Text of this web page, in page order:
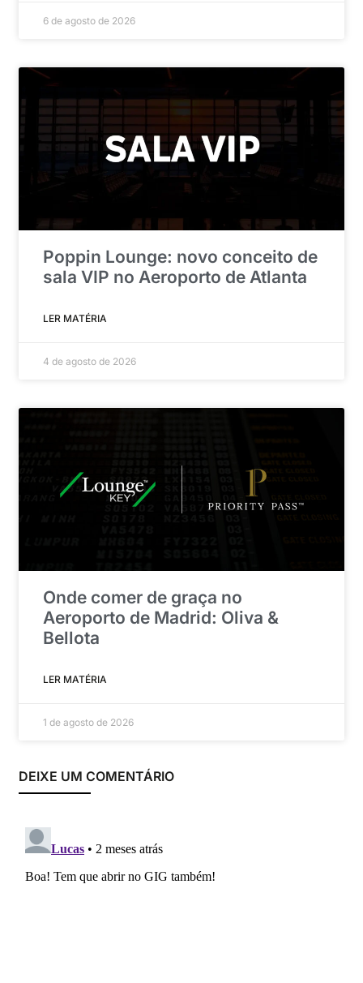
6 de agosto de 2026
Poppin Lounge: novo conceito de
sala VIP no Aeroporto de Atlanta
LER MATÉRIA
4 de agosto de 2026
Onde comer de graça no
Aeroporto de Madrid: Oliva &
Bellota
LER MATÉRIA
1 de agosto de 2026
DEIXE UM COMENTÁRIO